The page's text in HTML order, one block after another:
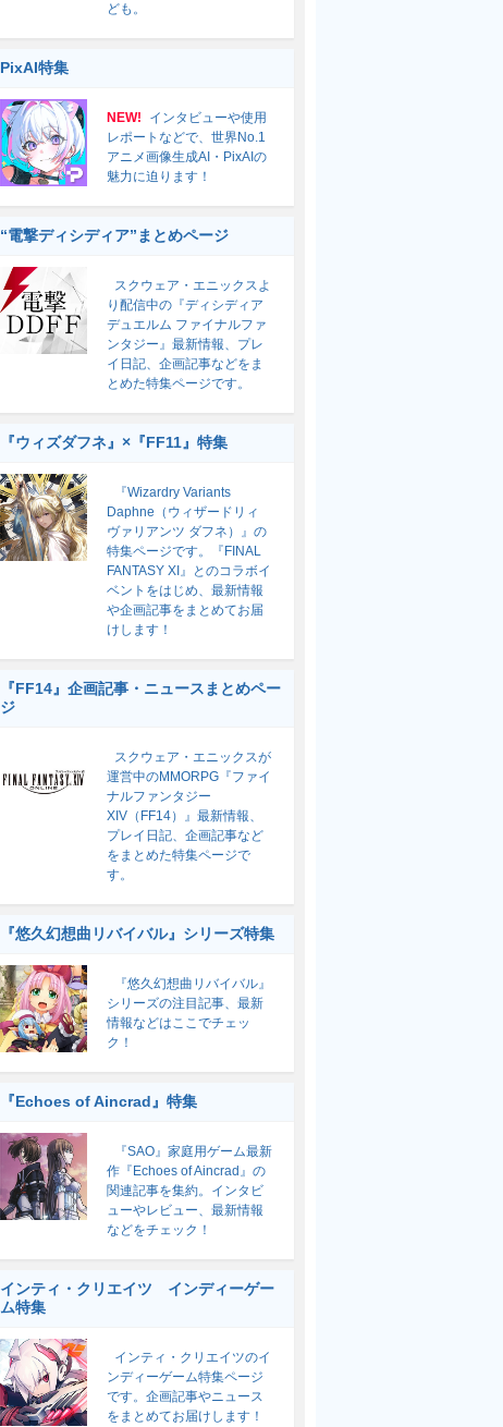
ども。
PixAI特集
NEW!
インタビューや使用
レポートなどで、世界No.1
アニメ画像生成AI・PixAIの
魅力に迫ります！
“電撃ディシディア”まとめページ
スクウェア・エニックスよ
り配信中の『ディシディア
デュエルム ファイナルファ
ンタジー』最新情報、プレ
イ日記、企画記事などをま
とめた特集ページです。
『ウィズダフネ』×『FF11』特集
『Wizardry Variants
Daphne（ウィザードリィ
ヴァリアンツ ダフネ）』の
特集ページです。『FINAL
FANTASY XI』とのコラボイ
ベントをはじめ、最新情報
や企画記事をまとめてお届
けします！
『FF14』企画記事・ニュースまとめペー
ジ
スクウェア・エニックスが
運営中のMMORPG『ファイ
ナルファンタジー
XIV（FF14）』最新情報、
プレイ日記、企画記事など
をまとめた特集ページで
す。
『悠久幻想曲リバイバル』シリーズ特集
『悠久幻想曲リバイバル』
シリーズの注目記事、最新
情報などはここでチェッ
ク！
『Echoes of Aincrad』特集
『SAO』家庭用ゲーム最新
作『Echoes of Aincrad』の
関連記事を集約。インタビ
ューやレビュー、最新情報
などをチェック！
インティ・クリエイツ インディーゲー
ム特集
インティ・クリエイツのイ
ンディーゲーム特集ページ
です。企画記事やニュース
をまとめてお届けします！